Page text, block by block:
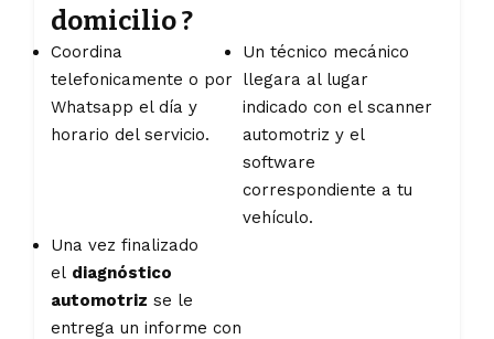
domicilio ?
Coordina
telefonicamente o por
Whatsapp el día y
horario del servicio.
Un técnico mecánico
llegara al lugar
indicado con el scanner
automotriz y el
software
correspondiente a tu
vehículo.
Una vez finalizado
el diagnóstico
automotriz se le
entrega un informe con